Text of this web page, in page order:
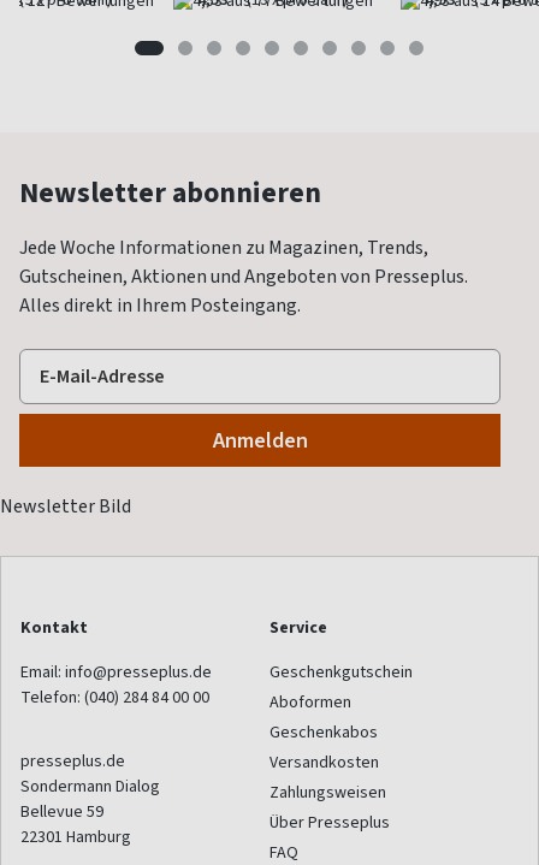
Newsletter abonnieren
Jede Woche Informationen zu Magazinen, Trends,
Gutscheinen, Aktionen und Angeboten von Presseplus.
Alles direkt in Ihrem Posteingang.
Kontakt
Email: info@presseplus.de
Telefon: (040) 284 84 00 00
presseplus.de
Sondermann Dialog
Bellevue 59
22301 Hamburg
Service
Geschenkgutschein
Aboformen
Geschenkabos
Versandkosten
Zahlungsweisen
Über Presseplus
FAQ